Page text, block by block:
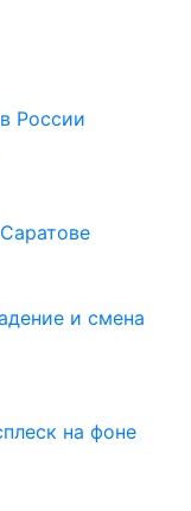
России
и смена
на фоне